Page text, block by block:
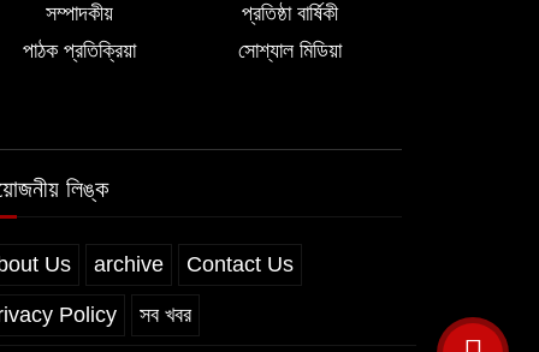
সম্পাদকীয়
প্রতিষ্ঠা বার্ষিকী
পাঠক প্রতিক্রিয়া
সোশ্যাল মিডিয়া
লিঙ্ক
Us archive Contact Us
Policy সব খবর